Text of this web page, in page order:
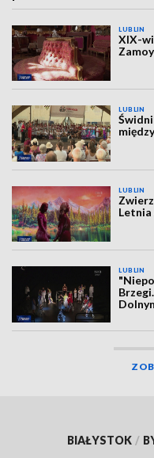
LUBLIN
XIX-
LUBLIN
LUBLIN
Letnia
LUBLIN
BIAŁYSTOK /